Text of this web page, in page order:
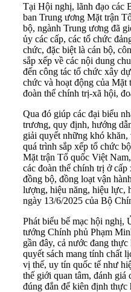
Tại Hội nghị, lãnh đạo các
ban Trung ương Mặt trận
bộ, ngành Trung ương đã
ủy các cấp, các tổ chức
chức, đặc biệt là cán bộ,
sắp xếp về các nội dung
đến công tác tổ chức xây
chức và hoạt động của
đoàn thể chính trị-xã hội,
Qua đó giúp các đại biểu
trương, quy định, hướng
giải quyết những khó
quá trình sắp xếp tổ chức
Mặt trận Tổ quốc Việt
các đoàn thể chính trị ở
đồng bộ, đồng loạt vận
lượng, hiệu năng, hiệu lực,
ngày 13/6/2025 của Bộ
Phát biểu bế mạc hội
tướng Chính phủ Phạm
gần đây, cả nước đang
quyết sách mang tính chất
vị thế, uy tín quốc tế như
thế giới quan tâm, đánh
đúng đắn để kiên định thực